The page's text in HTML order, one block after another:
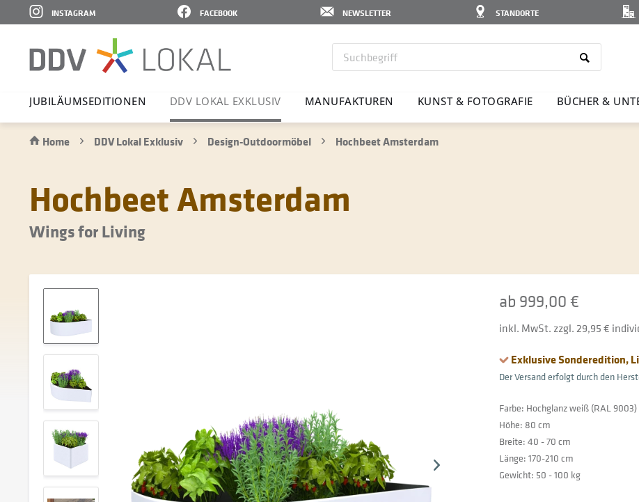
STANDORTE
NEWSLETTER
FACEBOOK
INSTAGRAM
JUBI­LÄ­UMS­E­DI­TIONEN DDV LOKAL EXKLUSIV MANU­FAK­TUREN KUNST & FOTO­GRAFIE BÜCHER &
Home DDV Lokal Exklusiv Design-Outdoormöbel Hochbeet Amsterdam
Hochbeet Amsterdam
Wings for Living
ab 999,00 €
inkl. MwSt. zzgl. 29,95 €
Exklusive Sonderedition,
Der Versand erfolgt durch den
Farbe: Hochglanz weiß (RAL 9003)
Höhe: 80 cm
Breite: 40 - 70 cm
Länge: 170-210 cm
Gewicht: 50 - 100 kg